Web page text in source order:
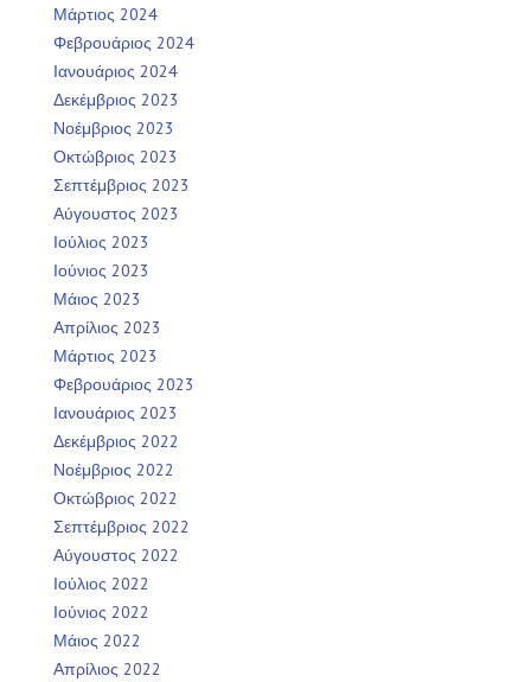
Μάρτιος 2024
Φεβρουάριος 2024
Ιανουάριος 2024
Δεκέμβριος 2023
Νοέμβριος 2023
Οκτώβριος 2023
Σεπτέμβριος 2023
Αύγουστος 2023
Ιούλιος 2023
Ιούνιος 2023
Μάιος 2023
Απρίλιος 2023
Μάρτιος 2023
Φεβρουάριος 2023
Ιανουάριος 2023
Δεκέμβριος 2022
Νοέμβριος 2022
Οκτώβριος 2022
Σεπτέμβριος 2022
Αύγουστος 2022
Ιούλιος 2022
Ιούνιος 2022
Μάιος 2022
Απρίλιος 2022